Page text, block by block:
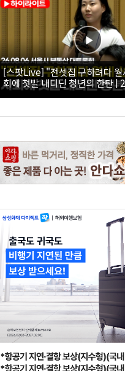
[스팟Live] "전셋집 구하려다
회에 첫발 내디딘 청년의 한탄 |
시 부동산 대토론회